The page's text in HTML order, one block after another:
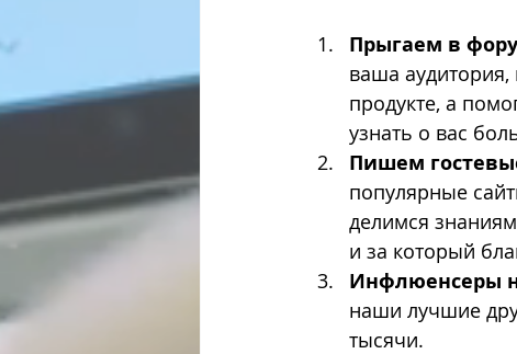
Прыгаем в
ваша
продукте, а
узнать о вас
Пишем
популярные
делимся
и за который
Инфлюенсеры
наши лучшие
тысячи.